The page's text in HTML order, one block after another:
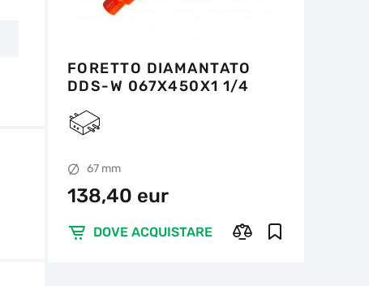
FORETTO DIAMANTATO
DDS-W 067X450X1 1/4
67 mm
138,40 eur
DOVE ACQUISTARE